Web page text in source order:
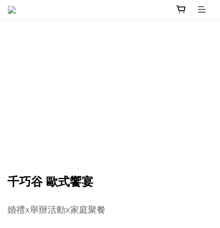
千巧谷 歐式饗宴
婚禮x舉辦活動x家庭聚餐